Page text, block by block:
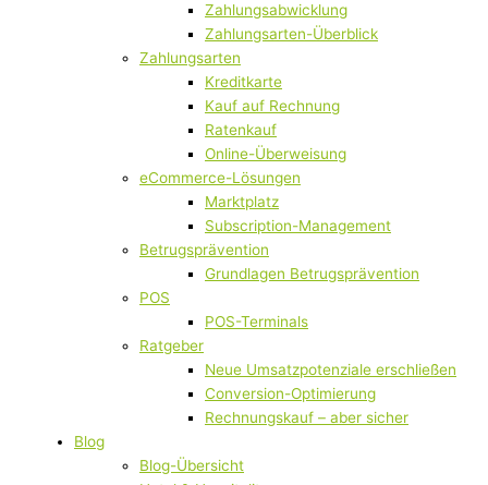
Zahlungsabwicklung
Zahlungsarten-Überblick
Zahlungsarten
Kreditkarte
Kauf auf Rechnung
Ratenkauf
Online-Überweisung
eCommerce-Lösungen
Marktplatz
Subscription-Management
Betrugsprävention
Grundlagen Betrugsprävention
POS
POS-Terminals
Ratgeber
Neue Umsatzpotenziale erschließen
Conversion-Optimierung
Rechnungskauf – aber sicher
Blog
Blog-Übersicht